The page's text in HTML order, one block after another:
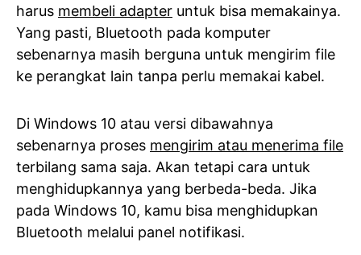
harus membeli adapter untuk bisa memakainya.
Yang pasti, Bluetooth pada komputer
sebenarnya masih berguna untuk mengirim file
ke perangkat lain tanpa perlu memakai kabel.
Di Windows 10 atau versi dibawahnya
sebenarnya proses mengirim atau menerima file
terbilang sama saja. Akan tetapi cara untuk
menghidupkannya yang berbeda-beda. Jika
pada Windows 10, kamu bisa menghidupkan
Bluetooth melalui panel notifikasi.